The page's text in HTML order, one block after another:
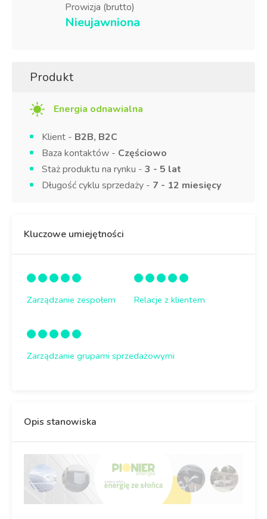
Prowizja (brutto)
Nieujawniona
Produkt
Energia odnawialna
Klient - B2B, B2C
Baza kontaktów - Częściowo
Staż produktu na rynku - 3 - 5 lat
Długość cyklu sprzedaży - 7 - 12 miesięcy
Kluczowe umiejętności
Zarządzanie zespołem Relacje z klientem
Zarządzanie grupami sprzedażowymi
Opis stanowiska